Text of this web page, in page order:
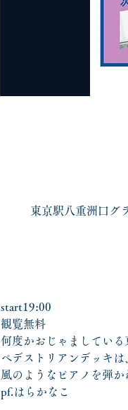
東京駅八重洲口グ
start19:00
観覧無料
何度かおじゃましている
ペデストリアンデッキ
風のようなピアノを弾か
pf.はらかなこ